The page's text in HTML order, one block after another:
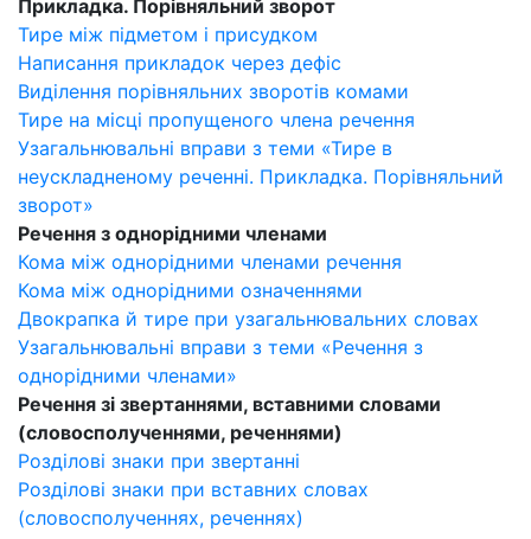
Прикладка. Порівняльний зворот
Тире між підметом і присудком
Написання прикладок через дефіс
Виділення порівняльних зворотів комами
Тире на місці пропущеного члена речення
Узагальнювальні вправи з теми «Тире в
неускладненому реченні. Прикладка. Порівняльний
зворот»
Речення з однорідними членами
Кома між однорідними членами речення
Кома між однорідними означеннями
Двокрапка й тире при узагальнювальних словах
Узагальнювальні вправи з теми «Речення з
однорідними членами»
Речення зі звертаннями, вставними словами
(словосполученнями, реченнями)
Розділові знаки при звертанні
Розділові знаки при вставних словах
(словосполученнях, реченнях)